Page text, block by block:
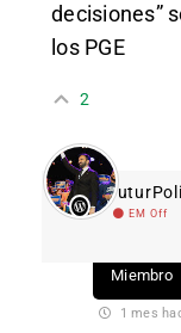
decisiones”
los PGE
2
EM Off
Miembro
1 mes